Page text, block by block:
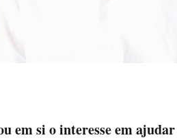
em si o interesse em ajudar